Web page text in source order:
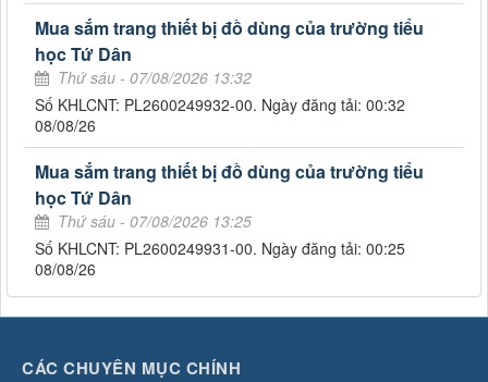
Mua sắm trang thiết bị đồ dùng của trường tiểu
học Tứ Dân
Thứ sáu - 07/08/2026 13:32
Số KHLCNT: PL2600249932-00. Ngày đăng tải: 00:32
08/08/26
Mua sắm trang thiết bị đồ dùng của trường tiểu
học Tứ Dân
Thứ sáu - 07/08/2026 13:25
Số KHLCNT: PL2600249931-00. Ngày đăng tải: 00:25
08/08/26
CÁC CHUYÊN MỤC CHÍNH